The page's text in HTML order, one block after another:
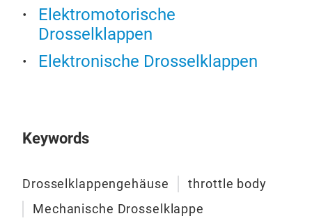
Elektromotorische
Drosselklappen
Elektronische Drosselklappen
Keywords
Drosselklappengehäuse
throttle body
Mechanische Drosselklappe